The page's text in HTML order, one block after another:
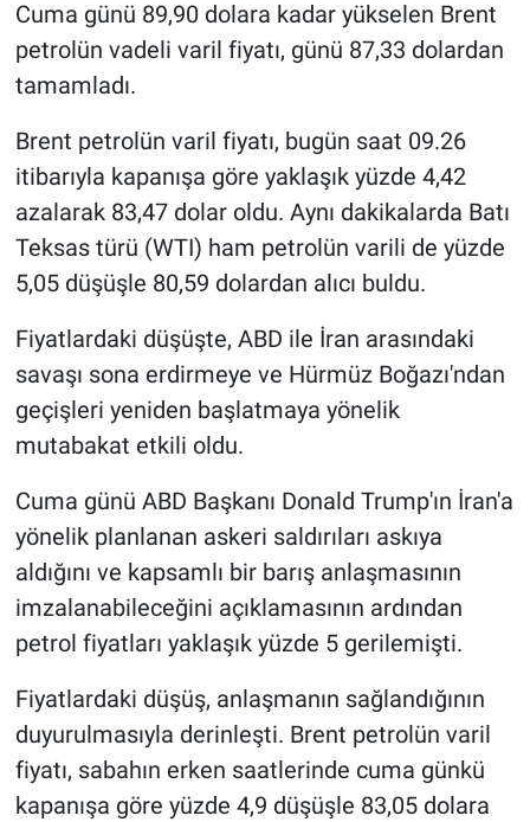
Cuma günü 89,90 dolara kadar yükselen Brent
petrolün vadeli varil fiyatı, günü 87,33 dolardan
tamamladı.
Brent petrolün varil fiyatı, bugün saat 09.26
itibarıyla kapanışa göre yaklaşık yüzde 4,42
azalarak 83,47 dolar oldu. Aynı dakikalarda Batı
Teksas türü (WTI) ham petrolün varili de yüzde
5,05 düşüşle 80,59 dolardan alıcı buldu.
Fiyatlardaki düşüşte, ABD ile İran arasındaki
savaşı sona erdirmeye ve Hürmüz Boğazı'ndan
geçişleri yeniden başlatmaya yönelik
mutabakat etkili oldu.
Cuma günü ABD Başkanı Donald Trump'ın İran'a
yönelik planlanan askeri saldırıları askıya
aldığını ve kapsamlı bir barış anlaşmasının
imzalanabileceğini açıklamasının ardından
petrol fiyatları yaklaşık yüzde 5 gerilemişti.
Fiyatlardaki düşüş, anlaşmanın sağlandığının
duyurulmasıyla derinleşti. Brent petrolün varil
fiyatı, sabahın erken saatlerinde cuma günkü
kapanışa göre yüzde 4,9 düşüşle 83,05 dolara